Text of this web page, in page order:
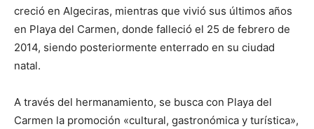
creció en Algeciras, mientras que vivió sus últimos años
en Playa del Carmen, donde falleció el 25 de febrero de
2014, siendo posteriormente enterrado en su ciudad
natal.
A través del hermanamiento, se busca con Playa del
Carmen la promoción «cultural, gastronómica y turística»,